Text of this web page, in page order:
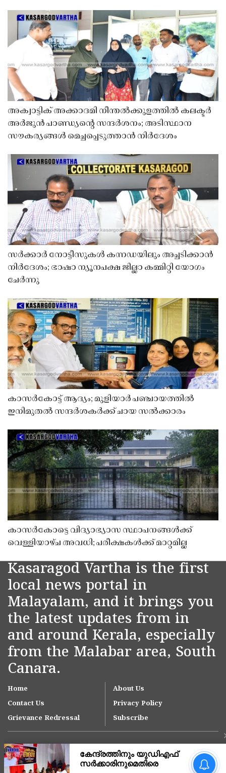
അക്വാട്ടിക് അക്കാദമി നീന്തൽക്കുളത്തിൽ കലക്ടർ
അർജുൻ പാണ്ഡ്യൻ്റെ സന്ദർശനം; അടിസ്ഥാന
സൗകര്യങ്ങൾ മെച്ചപ്പെടുത്താൻ നിർദേശം
സർക്കാർ നോട്ടീസുകൾ കന്നഡയിലും അച്ചടിക്കാൻ
നിർദേശം; ഭാഷാ ന്യൂനപക്ഷ ജില്ലാ കമ്മിറ്റി യോഗം
ചേർന്നു
കാസർകോട്ട് ആദ്യം; മുളിയാർ പഞ്ചായത്തിൽ
ഇനിമുതൽ സന്ദർശകർക്ക് ചായ സൽക്കാരം
കാസർകോട്ടെ വിദ്യാഭ്യാസ സ്ഥാപനങ്ങൾക്ക്
വെള്ളിയാഴ്ച അവധി; പരീക്ഷകൾക്ക് മാറ്റമില്ല
Kasaragod Vartha is the first
local news portal in
Malayalam, and it brings you
the latest updates from in
and around Kerala, especially
from the Malabar area, South
Canara.
Home
About Us
Contact Us
Privacy Policy
Grievance Redressal
Subscribe
'ഇന്ത്യയിലെ ഏറ്റവും വലിയ
മൂന്ന് ആശുപത്രി